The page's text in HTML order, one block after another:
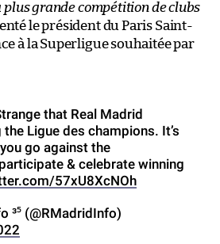
plus grande compétition de clubs
le président du Paris Saint-
à la Superligue souhaitée par
that Real Madrid
Ligue des champions. It’s
go against the
& celebrate winning
57xU8XcNOh
³⁵ (@RMadridInfo)